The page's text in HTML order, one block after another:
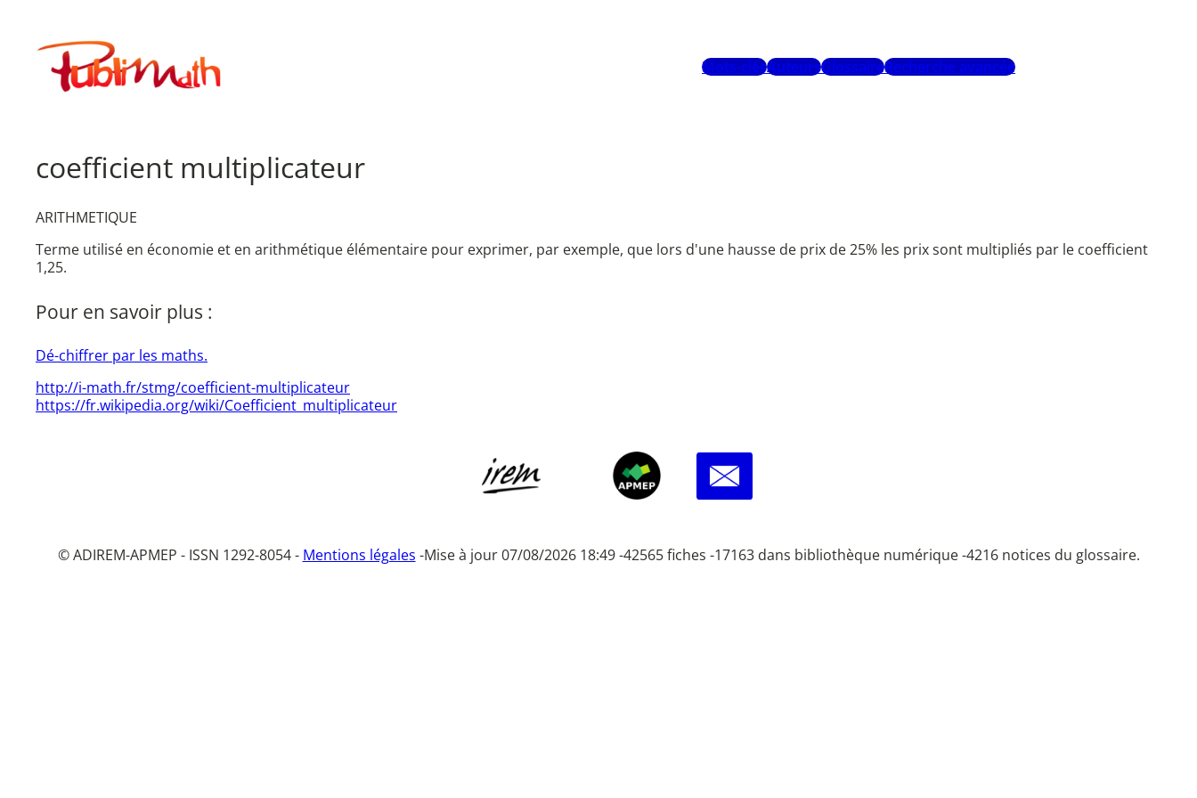
contenuPublimath
Mots-clésAuteursGlossaireRecherche avancée
coefficient multiplicateur
ARITHMETIQUE
Terme utilisé en économie et en arithmétique élémentaire pour exprimer, par exemple, que lors d'une hausse de prix de 25% les prix sont multipliés par le coefficient
1,25.
Pour en savoir plus :
Dé-chiffrer par les maths.
http://i-math.fr/stmg/coefficient-multiplicateur
https://fr.wikipedia.org/wiki/Coefficient_multiplicateur
© ADIREM-APMEP - ISSN 1292-8054 - Mentions légales -Mise à jour 07/08/2026 18:49 -42565 fiches -17163 dans bibliothèque numérique -4216 notices du glossaire.